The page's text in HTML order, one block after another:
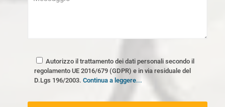
Autorizzo il trattamento dei dati personali secondo il
regolamento UE 2016/679 (GDPR) e in via residuale del
D.Lgs 196/2003. Continua a leggere...